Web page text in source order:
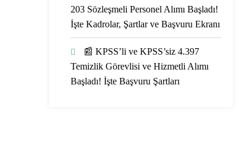
203 Sözleşmeli Personel Alımı Başladı!
İşte Kadrolar, Şartlar ve Başvuru Ekranı
📰 KPSS’li ve KPSS’siz 4.397
Temizlik Görevlisi ve Hizmetli Alımı
Başladı! İşte Başvuru Şartları